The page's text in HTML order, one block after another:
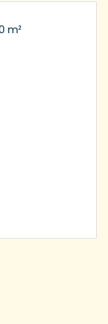
Fonds de commerce 90 m²